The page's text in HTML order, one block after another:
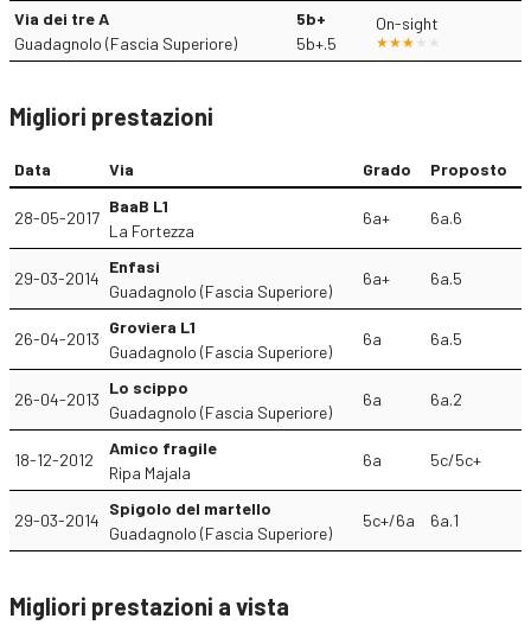
Via dei tre A
Guadagnolo (Fascia Superiore)
5b+
5b+.5
On-sight
Migliori prestazioni
Data Via Grado Proposto
28-05-2017
BaaB L1
La Fortezza
6a+ 6a.6
29-03-2014
Enfasi
Guadagnolo (Fascia Superiore)
6a+ 6a.5
26-04-2013
Groviera L1
Guadagnolo (Fascia Superiore)
6a 6a.5
26-04-2013
Lo scippo
Guadagnolo (Fascia Superiore)
6a 6a.2
18-12-2012
Amico fragile
Ripa Majala
6a 5c/5c+
29-03-2014
Spigolo del martello
Guadagnolo (Fascia Superiore)
5c+/6a 6a.1
Migliori prestazioni a vista